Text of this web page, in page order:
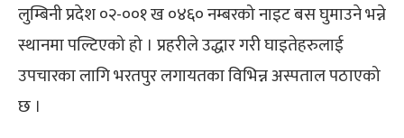
लुम्बिनी प्रदेश ०२-००१ ख ०४६० नम्बरको नाइट बस घुमाउने भन्ने
स्थानमा पल्टिएको हो । प्रहरीले उद्धार गरी घाइतेहरुलाई
उपचारका लागि भरतपुर लगायतका विभिन्न अस्पताल पठाएको
छ ।